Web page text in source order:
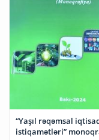
“Yaşıl rəqəmsal
istiqamətləri”